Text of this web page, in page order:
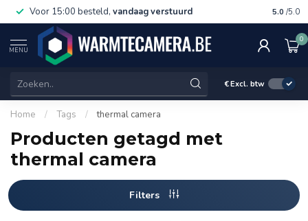
Voor 15:00 besteld, vandaag verstuurd Gratis
5.0 /5.0
MENU
0
€Excl. btw
Home / Tags / thermal camera
Producten getagd met
thermal camera
Filters